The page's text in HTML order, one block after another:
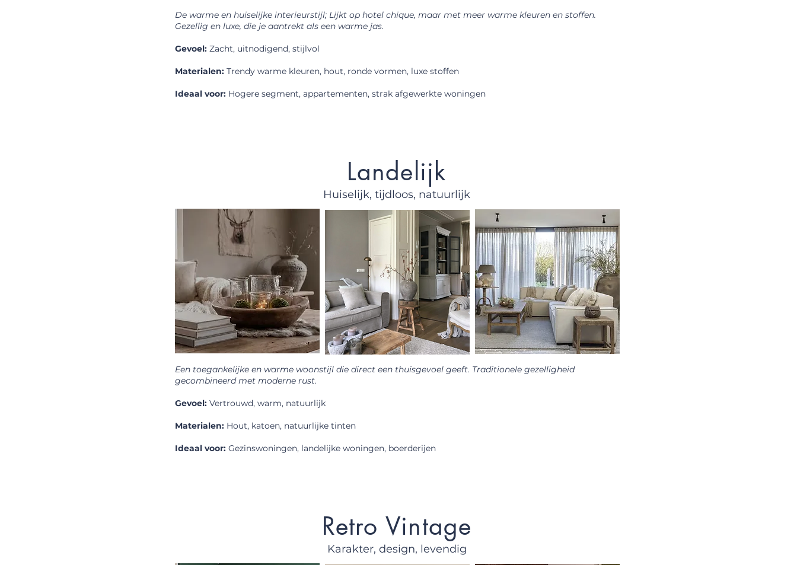
De warme en huiselijke interieurstijl; Lijkt op hotel chique, maar met meer warme kleuren en stoffen.
Gezellig en luxe, die je aantrekt als een warme jas.
Gevoel: Zacht, uitnodigend, stijlvol
Materialen: Trendy warme kleuren, hout, ronde vormen, luxe stoffen
Ideaal voor: Hogere segment, appartementen, strak afgewerkte woningen
Landelijk
Huiselijk, tijdloos, natuurlijk
Een toegankelijke en warme woonstijl die direct een thuisgevoel geeft. Traditionele gezelligheid
gecombineerd met moderne rust.
Gevoel: Vertrouwd, warm, natuurlijk
Materialen: Hout, katoen, natuurlijke tinten
Ideaal voor: Gezinswoningen, landelijke woningen, boerderijen
Retro Vintage
Karakter, design, levendig